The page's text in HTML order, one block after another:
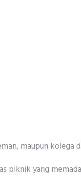
maupun kolega
yang